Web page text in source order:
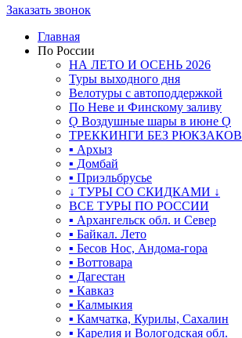
Заказать звонок
Главная
По России
НА ЛЕТО И ОСЕНЬ 2026
Туры выходного дня
Велотуры с автоподдержкой
По Неве и Финскому заливу
Ǫ Воздушные шары в июне Ǫ
ТРЕККИНГИ БЕЗ РЮКЗАКОВ
▪ Архыз
▪ Домбай
▪ Приэльбрусье
↓ ТУРЫ СО СКИДКАМИ ↓
ВСЕ ТУРЫ ПО РОССИИ
▪ Архангельск обл. и Север
▪ Байкал. Лето
▪ Бесов Нос, Андома-гора
▪ Воттовара
▪ Дагестан
▪ Кавказ
▪ Калмыкия
▪ Камчатка, Курилы, Сахалин
▪ Карелия и Вологодская обл.